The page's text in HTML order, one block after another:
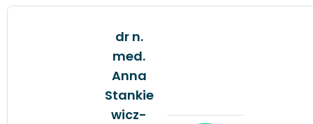
dr n.
med.
Anna
Stankie
wicz-